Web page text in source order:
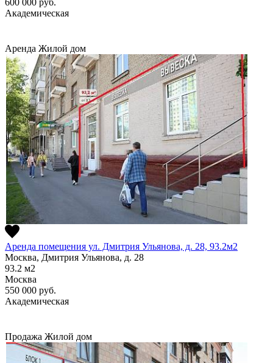
600 000 руб.
Академическая
Аренда Жилой дом
Аренда помещения ул. Дмитрия Ульянова, д. 28, 93.2м2
Москва, Дмитрия Ульянова, д. 28
93.2 м2
Москва
550 000 руб.
Академическая
Продажа Жилой дом